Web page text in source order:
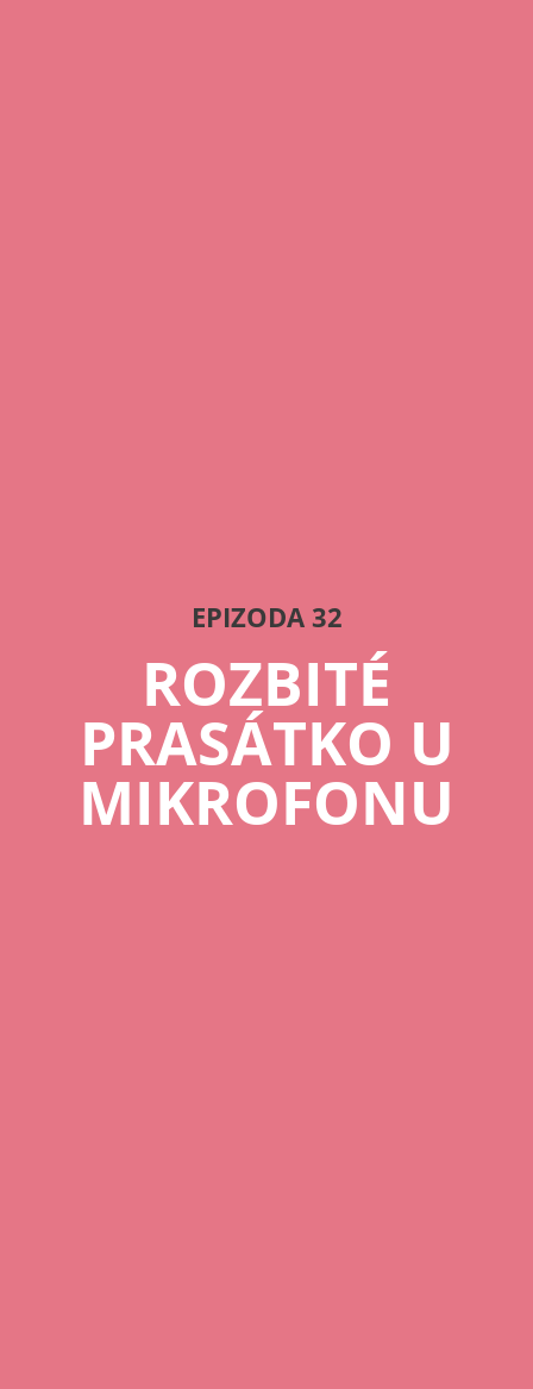
EPIZODA 32
ROZBITÉ
PRASÁTKO U
MIKROFONU